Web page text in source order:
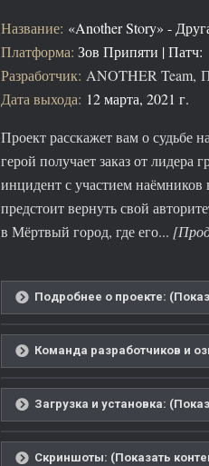
Название: «Another Story» -
Платформа: Зов Припяти | Патч:
Разработчик: ANOTHER Team,
Дата выхода: 12 марта, 2021 г.
Проект расскажет вам о
герой получает заказ от
инцидент с участием
предстоит вернуть свой
в Мёртвый город, где его...
Подробнее о проекте:
Команда разработчиков и
Загрузка и установка:
Скриншоты: (Показать